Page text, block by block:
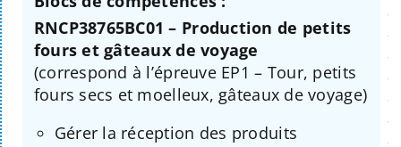
RNCP38765BC01 – Production de petits
fours et gâteaux de voyage
(correspond à l’épreuve EP1 – Tour, petits
fours secs et moelleux, gâteaux de voyage)
Gérer la réception des produits